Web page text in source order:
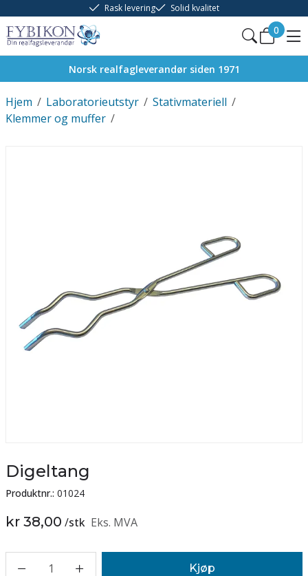
Rask levering Solid kvalitet
0
Norsk realfagleverandør siden 1971
/
Hjem /
Laboratorieutstyr /
Stativmateriell
/
Klemmer og muffer
Digeltang
Produktnr.: 01024
kr 38,00 /stk Eks. MVA
1 Kjøp